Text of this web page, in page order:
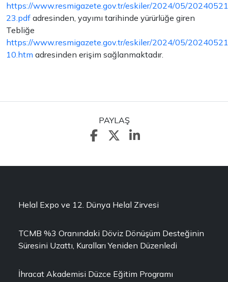
https://www.resmigazete.gov.tr/eskiler/2024/05/
23.pdf adresinden, yayımı tarihinde yürürlüğe giren
Tebliğe
https://www.resmigazete.gov.tr/eskiler/2024/05/
10.htm adresinden erişim sağlanmaktadır.
PAYLAŞ
Helal Expo ve 12. Dünya Helal Zirvesi
TCMB %3 Oranındaki Döviz Dönüşüm Desteğinin
Süresini Uzattı, Kuralları Yeniden Düzenledi
İhracat Akademisi Düzce Eğitim Programı